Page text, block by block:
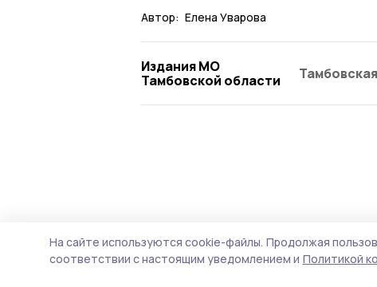
Автор: Елена Уварова
Издания МО
Тамбовской области
На сайте используются cookie-файлы. Продолжая
соответствии с настоящим уведомлением и Политикой